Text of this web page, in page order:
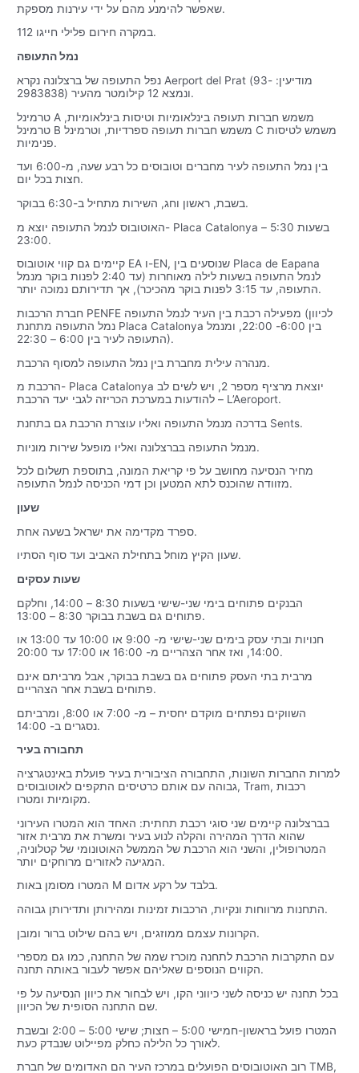
שאפשר להימנע מהם על ידי עירנות מספקת.
במקרה חירום פלילי חייגו 112.
נמל התעופה
נפל התעופה של ברצלונה נקרא Aerport del Prat (מודיעין: 93-
2983838) ונמצא 12 קילומטר מהעיר.
טרמינל A משמש חברות תעופה בינלאומיות וטיסות בינלאומיות,
טרמינל B משמש חברות תעופה ספרדיות, וטרמינל C משמש לטיסות
פנימיות.
בין נמל התעופה לעיר מחברים וטובוסים כל רבע שעה, מ-6:00 ועד
חצות בכל יום.
בשבת, ראשון וחג, השירות מתחיל ב-6:30 בבוקר.
האוטובוס לנמל התעופה יוצא מ- Placa Catalonya בשעות 5:30 –
23:00.
קיימים גם קווי אוטובוס EA ו-EN, שנוסעים בין Placa de Eapana
לנמל התעופה בשעות לילה מאוחרות (עד 2:40 לפנות בוקר מנמל
התעופה, עד 3:15 לפנות בוקר מהכיכר), אך תדירותם נמוכה יותר.
חברת הרכבות PENFE מפעילה רכבת בין העיר לנמל התעופה (לכיוון
נמל התעופה מתחנת Placa Catalonya בין 6:00- 22:00, ומנמל
התעופה לעיר בין 6:00 – 22:30).
מנהרה עילית מחברת בין נמל התעופה למסוף הרכבת.
הרכבת מ- Placa Catalonya יוצאת מרציף מספר 2, ויש לשים לב
להודעות במערכת הכריזה לגבי יעד הרכבת – L’Aeroport.
בדרכה מנמל התעופה ואליו עוצרת הרכבת גם בתחנת Sents.
מנמל התעופה בברצלונה ואליו מופעל שירות מוניות.
מחיר הנסיעה מחושב על פי קריאת המונה, בתוספת תשלום לכל
מזוודה שהוכנס לתא המטען וכן דמי הכניסה לנמל התעופה.
שעון
ספרד מקדימה את ישראל בשעה אחת.
שעון הקיץ מוחל בתחילת האביב ועד סוף הסתיו.
שעות עסקים
הבנקים פתוחים בימי שני-שישי בשעות 8:30 – 14:00, וחלקם
פתוחים גם בשבת בבוקר 8:30 – 13:00.
חנויות ובתי עסק בימים שני-שישי מ- 9:00 או 10:00 עד 13:00 או
14:00, ואז אחר הצהריים מ- 16:00 או 17:00 עד 20:00.
מרבית בתי העסק פתוחים גם בשבת בבוקר, אבל מרביתם אינם
פתוחים בשבת אחר הצהריים.
השווקים נפתחים מוקדם יחסית – מ- 7:00 או 8:00, ומרביתם
נסגרים ב- 14:00.
תחבורה בעיר
למרות החברות השונות, התחבורה הציבורית בעיר פועלת באינטגרציה
גבוהה עם אותם כרטיסים התקפים לאוטובוסים, Tram, רכבות
מקומיות ומטרו.
בברצלונה קיימים שני סוגי רכבת תחתית: האחד הוא המטרו העירוני
שהוא הדרך המהירה והקלה לנוע בעיר ומשרת את מרבית אזור
המטרופולין, והשני הוא הרכבת של הממשל האוטונומי של קטלוניה,
המגיעה לאזורים מרוחקים יותר.
המטרו מסומן באות M בלבד על רקע אדום.
התחנות מרווחות ונקיות, הרכבות זמינות ומהירותן ותדירותן גבוהה.
הקרונות עצמם ממוזגים, ויש בהם שילוט ברור ומובן.
עם התקרבות הרכבת לתחנה מוכרז שמה של התחנה, כמו גם מספרי
הקווים הנוספים שאליהם אפשר לעבור באותה תחנה.
בכל תחנה יש כניסה לשני כיווני הקו, ויש לבחור את כיוון הנסיעה על פי
שם התחנה הסופית של הכיוון.
המטרו פועל בראשון-חמישי 5:00 – חצות; שישי 5:00 – 2:00 ובשבת
לאורך כל הלילה כחלק מפיילוט שנבדק כעת.
רוב האוטובוסים הפועלים במרכז העיר הם האדומים של חברת TMB,